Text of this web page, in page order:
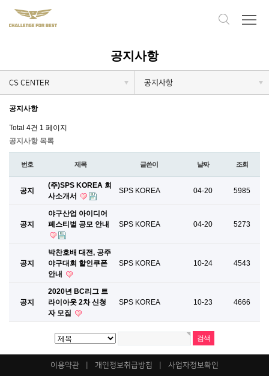
공지사항
CS CENTER 공지사항
공지사항
Total 4건 1 페이지
공지사항 목록
번호 제목 글쓴이 날짜 조회
공지
(주)SPS KOREA 회
사소개서
SPS KOREA 04-20 5985
공지
야구산업 아이디어
페스티벌 공모 안내
SPS KOREA 04-20 5273
공지
박찬호배 대전, 공주
야구대회 할인쿠폰
안내
SPS KOREA 10-24 4543
공지
2020년 BC리그 트
라이아웃 2차 신청
자 모집
SPS KOREA 10-23 4666
이용약관 개인정보취급방침 사업자정보확인